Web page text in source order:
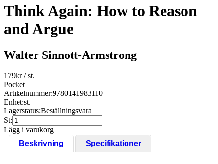
Think Again: How to Reason
and Argue
Walter Sinnott-Armstrong
179kr/ st.
Pocket
Artikelnummer:9780141983110
Enhet:st.
Lagerstatus:Beställningsvara
St:
Lägg i varukorg
Beskrivning
Specifikationer